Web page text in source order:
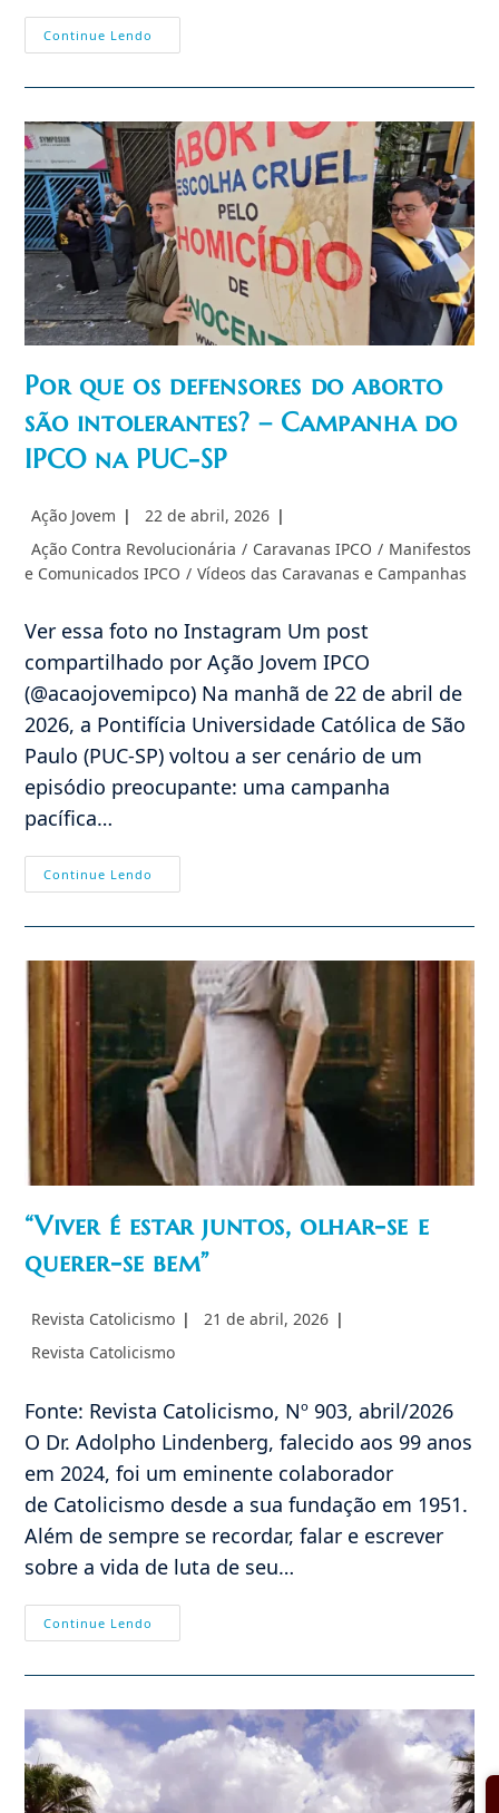
Continue Lendo
O
Por que os defensores do aborto
são intolerantes? – Campanha do
IPCO na PUC-SP
Autor
post:
Ação Jovem
Post
22 de abril, 2026
Categoria
do
Ação Contra Revolucionária / Caravanas IPCO / Manifestos
e Comunicados IPCO / Vídeos das Caravanas e Campanhas
Ver essa foto no Instagram Um post
compartilhado por Ação Jovem IPCO
(@acaojovemipco) Na manhã de 22 de abril de
2026, a Pontifícia Universidade Católica de São
Paulo (PUC-SP) voltou a ser cenário de um
episódio preocupante: uma campanha
pacífica…
Continue Lendo
Que
Defensores
Intolerantes?
Campanha
Do
IPCO
Na
PUC-
SP
“Viver é estar juntos, olhar-se e
querer-se bem”
Autor
post:
Revista Catolicismo
Post
21 de abril, 2026
Categoria
Revista Catolicismo
Fonte: Revista Catolicismo, Nº 903, abril/2026
O Dr. Adolpho Lindenberg, falecido aos 99 anos
em 2024, foi um eminente colaborador
de Catolicismo desde a sua fundação em 1951.
Além de sempre se recordar, falar e escrever
sobre a vida de luta de seu…
Continue Lendo
É
Juntos,
E
Querer-
Se
Bem”